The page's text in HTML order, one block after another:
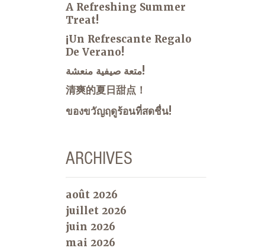
A Refreshing Summer
Treat!
¡Un Refrescante Regalo
De Verano!
متعة صيفية منعشة!
清爽的夏日甜点！
ของขวัญฤดูร้อนที่สดชื่น!
ARCHIVES
août 2026
juillet 2026
juin 2026
mai 2026